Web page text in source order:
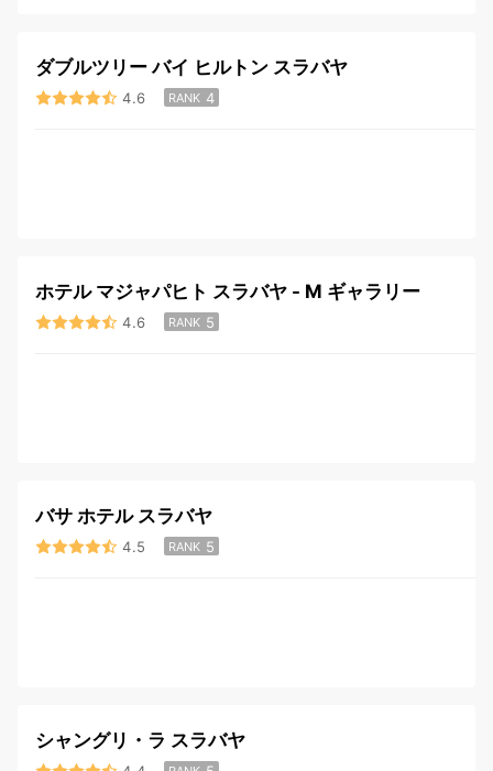
ダブルツリー バイ ヒルトン スラバヤ
4.6 RANK 4
ホテル マジャパヒト スラバヤ - M ギャラリー
4.6 RANK 5
バサ ホテル スラバヤ
4.5 RANK 5
シャングリ・ラ スラバヤ